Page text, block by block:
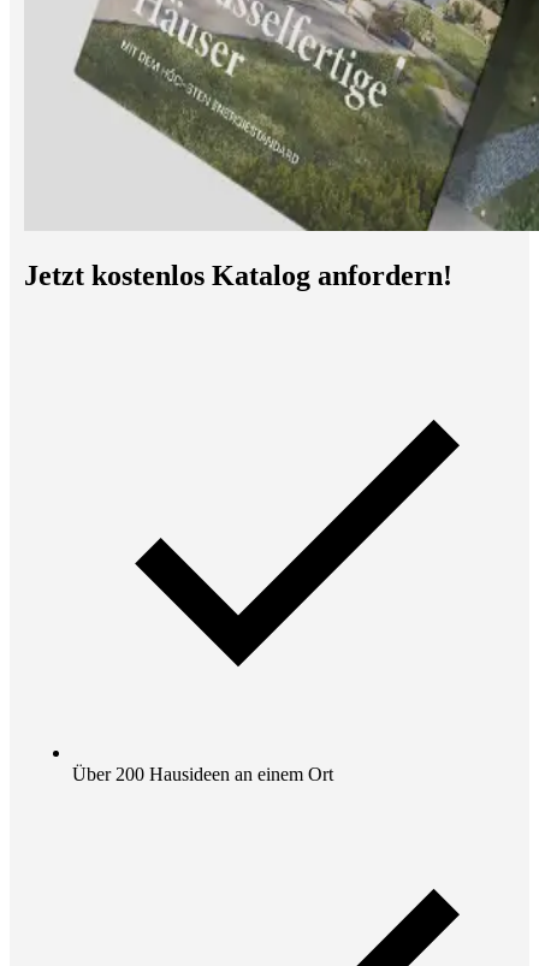
Jetzt kostenlos Katalog anfordern!
Über 200 Hausideen an einem Ort